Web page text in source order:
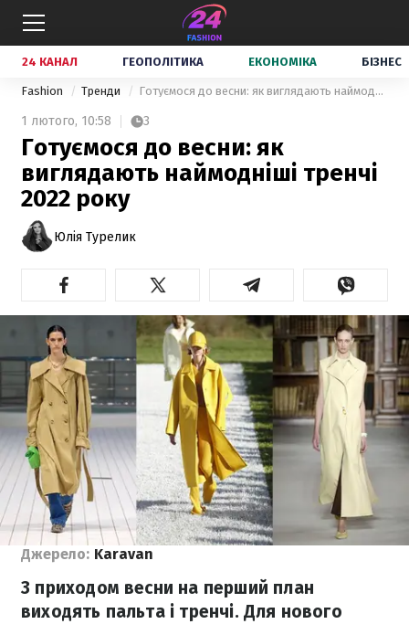
24 КАНАЛ ГЕОПОЛІТИКА ЕКОНОМІКА БІЗНЕС
Fashion Тренди Готуємося до весни: як виглядають наймодніші тренчі 2022 року
1 лютого, 10:58 3
Готуємося до весни: як
виглядають наймодніші тренчі
2022 року
Юлія Турелик
Джерело: Karavan
З приходом весни на перший план
виходять пальта і тренчі. Для нового